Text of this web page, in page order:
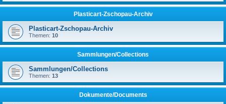
Plasticart-Zschopau-Archiv
Plasticart-Zschopau-Archiv
Themen: 10
Sammlungen/Collections
Sammlungen/Collections
Themen: 13
Dokumente/Documents